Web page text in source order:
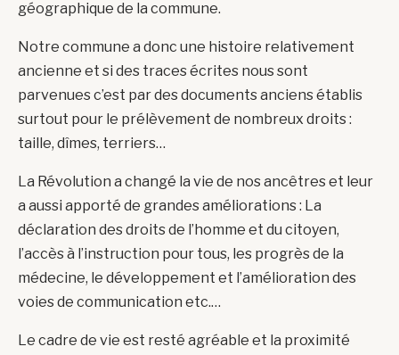
géographique de la commune.
Notre commune a donc une histoire relativement
ancienne et si des traces écrites nous sont
parvenues c’est par des documents anciens établis
surtout pour le prélèvement de nombreux droits :
taille, dîmes, terriers…
La Révolution a changé la vie de nos ancêtres et leur
a aussi apporté de grandes améliorations : La
déclaration des droits de l’homme et du citoyen,
l’accès à l’instruction pour tous, les progrès de la
médecine, le développement et l’amélioration des
voies de communication etc.…
Le cadre de vie est resté agréable et la proximité